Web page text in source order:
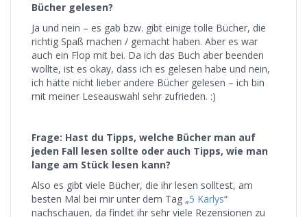
Bücher gelesen?
Ja und nein – es gab bzw. gibt einige tolle Bücher, die
richtig Spaß machen / gemacht haben. Aber es war
auch ein Flop mit bei. Da ich das Buch aber beenden
wollte, ist es okay, dass ich es gelesen habe und nein,
ich hätte nicht lieber andere Bücher gelesen – ich bin
mit meiner Leseauswahl sehr zufrieden. :)
Frage: Hast du Tipps, welche Bücher man auf
jeden Fall lesen sollte oder auch Tipps, wie man
lange am Stück lesen kann?
Also es gibt viele Bücher, die ihr lesen solltest, am
besten Mal bei mir unter dem Tag „5 Karlys“
nachschauen, da findet ihr sehr viele Rezensionen zu